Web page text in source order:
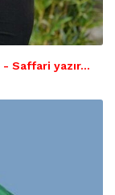
- Saffari yazır…